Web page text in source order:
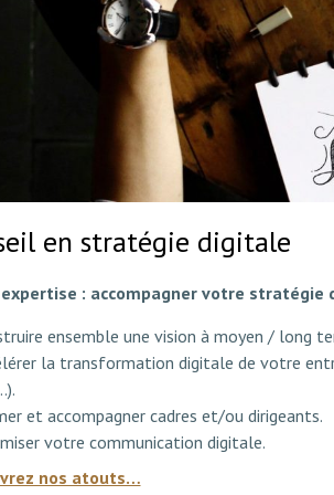
en stratégie digitale
: accompagner votre
ensemble une vision à moyen / long
la transformation digitale de votre
et accompagner cadres et/ou dirigeants.
votre communication digitale.
nos atouts…